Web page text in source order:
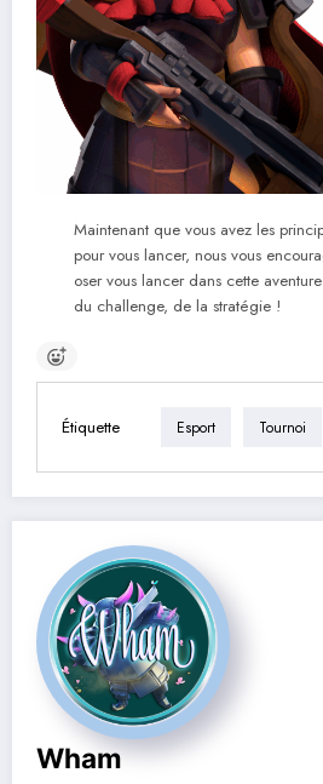
Maintenant que vous avez les
pour vous lancer, nous vous
oser vous lancer dans cette
du challenge, de la stratégie !
Étiquette Esport Tournoi
Wham